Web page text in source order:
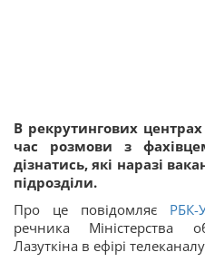
В рекрутингових
час розмови з
дізнатись, які наразі
підрозділи.
Про це повідомляє РБК-
речника Міністерства
Лазуткіна в ефірі